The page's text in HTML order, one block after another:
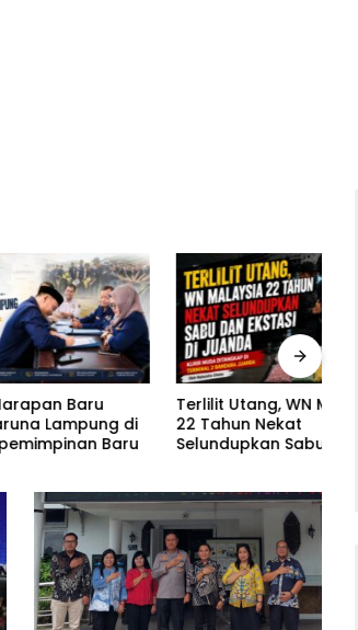
di
Baru
Terlilit Utang, WN Malaysia
22 Tahun Nekat
Selundupkan Sabu dan